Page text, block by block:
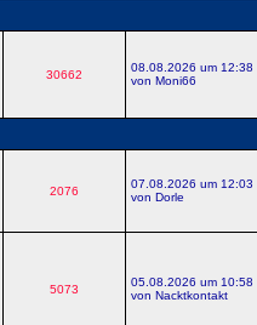
30662
08.08.2026 um 12:38
von Moni66
2076
07.08.2026 um 12:03
von Dorle
5073
05.08.2026 um 10:58
von Nacktkontakt